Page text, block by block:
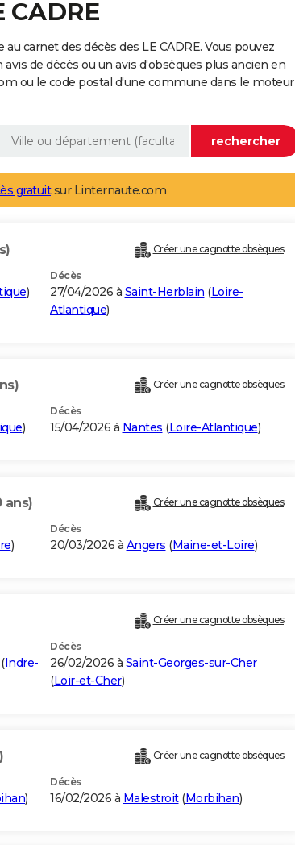
CADRE
carnet des décès des LE CADRE. Vous pouvez
de décès ou un avis d'obsèques plus ancien en
ou le code postal d'une commune dans le moteur
gratuitsur Linternaute.com
Créer une cagnotte obsèques
)
Décès
27/04/2026 à Saint-Herblain (Loire-
Atlantique)
Créer une cagnotte obsèques
)
Décès
15/04/2026 à Nantes (Loire-Atlantique)
ans) Créer une cagnotte obsèques
)
Décès
20/03/2026 à Angers (Maine-et-Loire)
Créer une cagnotte obsèques
(Indre-
Décès
26/02/2026 à Saint-Georges-sur-Cher
(Loir-et-Cher)
Créer une cagnotte obsèques
)
Décès
16/02/2026 à Malestroit(Morbihan)